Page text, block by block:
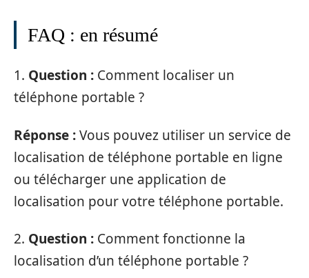
FAQ : en résumé
1. Question : Comment localiser un
téléphone portable ?
Réponse :Vous pouvez utiliser un service de
localisation de téléphone portable en ligne
ou télécharger une application de
localisation pour votre téléphone portable.
2. Question : Comment fonctionne la
localisation d’un téléphone portable ?